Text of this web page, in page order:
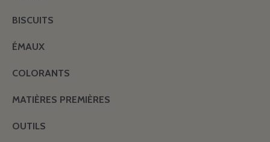
BISCUITS
ÉMAUX
COLORANTS
MATIÈRES PREMIÈRES
OUTILS